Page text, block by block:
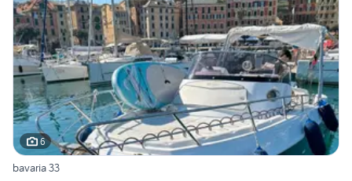
6
bavaria 33